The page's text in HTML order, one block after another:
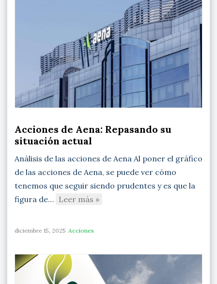
Acciones de Aena: Repasando su
situación actual
Análisis de las acciones de Aena Al poner el gráfico
de las acciones de Aena, se puede ver cómo
tenemos que seguir siendo prudentes y es que la
figura de… Leer más »
diciembre 15, 2025 Acciones